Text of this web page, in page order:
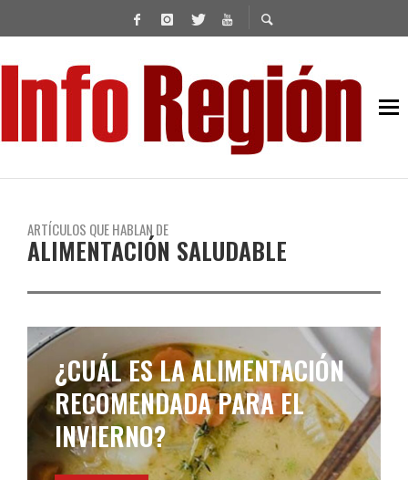
ARTÍCULOS QUE HABLAN DE
ALIMENTACIÓN SALUDABLE
¿CUÁL ES LA ALIMENTACIÓN
RECOMENDADA PARA EL
INVIERNO?